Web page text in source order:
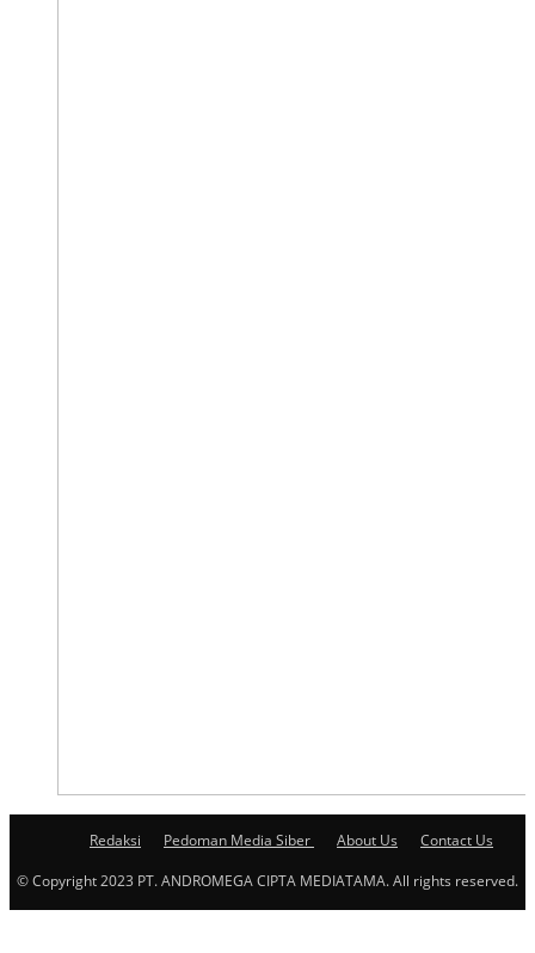
Redaksi Pedoman Media Siber About Us
Contact Us
© Copyright 2023 PT. ANDROMEGA CIPTA MEDIATAMA. All rights reserved.